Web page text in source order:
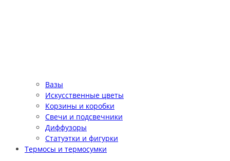
Вазы
Искусственные цветы
Корзины и коробки
Свечи и подсвечники
Диффузоры
Статуэтки и фигурки
Термосы и термосумки